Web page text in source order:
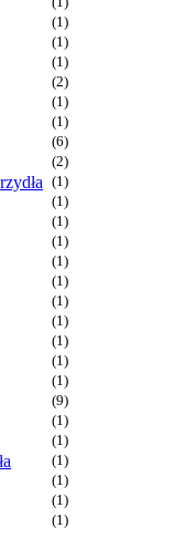
(1)
(1)
(1)
(2)
(1)
(1)
(6)
(2)
(1)
(1)
(1)
(1)
(1)
(1)
(1)
(1)
(1)
(1)
(1)
(9)
(1)
(1)
(1)
(1)
(1)
(1)